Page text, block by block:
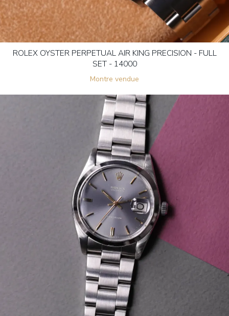
ROLEX OYSTER PERPETUAL AIR KING PRECISION - FULL
SET - 14000
Montre vendue